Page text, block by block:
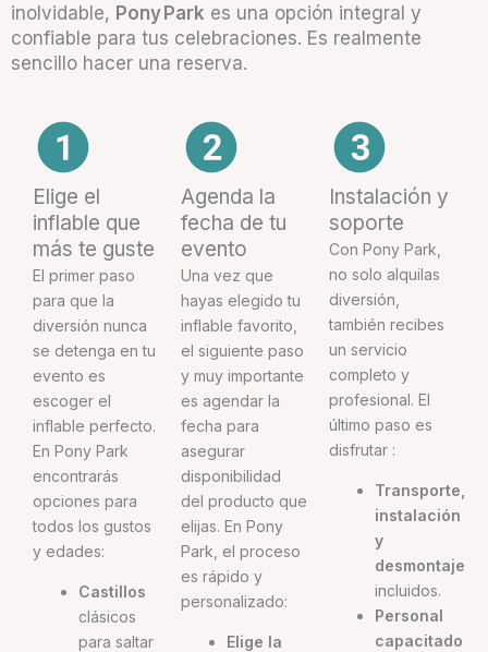
inolvidable, Pony Park es una opción integral y
confiable para tus celebraciones. Es realmente
sencillo hacer una reserva.
Elige el
inflable que
más te guste
El primer paso
para que la
diversión nunca
se detenga en tu
evento es
escoger el
inflable perfecto.
En Pony Park
encontrarás
opciones para
todos los gustos
y edades:
Castillos
clásicos
para saltar
Agenda la
fecha de tu
evento
Una vez que
hayas elegido tu
inflable favorito,
el siguiente paso
y muy importante
es agendar la
fecha para
asegurar
disponibilidad
del producto que
elijas. En Pony
Park, el proceso
es rápido y
personalizado:
Elige la
Instalación y
soporte
Con Pony Park,
no solo alquilas
diversión,
también recibes
un servicio
completo y
profesional. El
último paso es
disfrutar :
Transporte,
instalación
y
desmontaje
incluidos.
Personal
capacitado